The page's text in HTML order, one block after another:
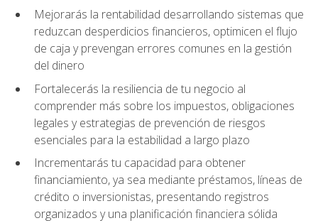
Mejorarás la rentabilidad desarrollando sistemas que
reduzcan desperdicios financieros, optimicen el flujo
de caja y prevengan errores comunes en la gestión
del dinero
Fortalecerás la resiliencia de tu negocio al
comprender más sobre los impuestos, obligaciones
legales y estrategias de prevención de riesgos
esenciales para la estabilidad a largo plazo
Incrementarás tu capacidad para obtener
financiamiento, ya sea mediante préstamos, líneas de
crédito o inversionistas, presentando registros
organizados y una planificación financiera sólida